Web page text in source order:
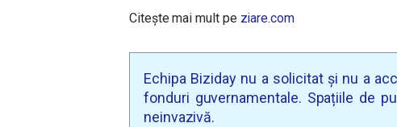
Citește mai mult pe ziare.com
Echipa Biziday nu a solicitat și nu a
fonduri guvernamentale. Spațiile de
neinvazivă.